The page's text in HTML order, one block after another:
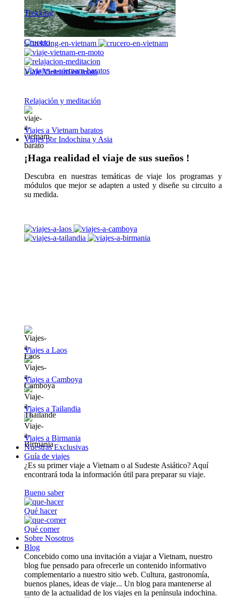
Trekking
Crucero
Viaje Vietnam en moto
Relajación y meditación
Viajes a Vietnam baratos
Viajes por Indochina y Asia
¡Haga realidad el viaje de sus sueños !
Descubra en nuestras temáticas de viaje los programas y
módulos que mejor se adapten a usted y diseñe su circuito a
su medida.
Viajes a Laos
Viajes a Camboya
Viajes a Tailandia
Viajes a Birmania
Nuestras Exclusivas
Guía de viajes
¿Es su primer viaje a Vietnam o al Sudeste Asiático? Aquí
encontrará toda la información útil para preparar su viaje.
Bueno saber
Qué hacer
Qué comer
Sobre Nosotros
Blog
Concebido como una invitación a viajar a Vietnam, nuestro
blog fue pensado para ofrecerle un contenido informativo
complementario a nuestro sitio web. Cultura, gastronomía,
buenos planes, ideas de viaje... Un blog para mantenerse al
tanto de la actualidad de los viajes en la península indochina.